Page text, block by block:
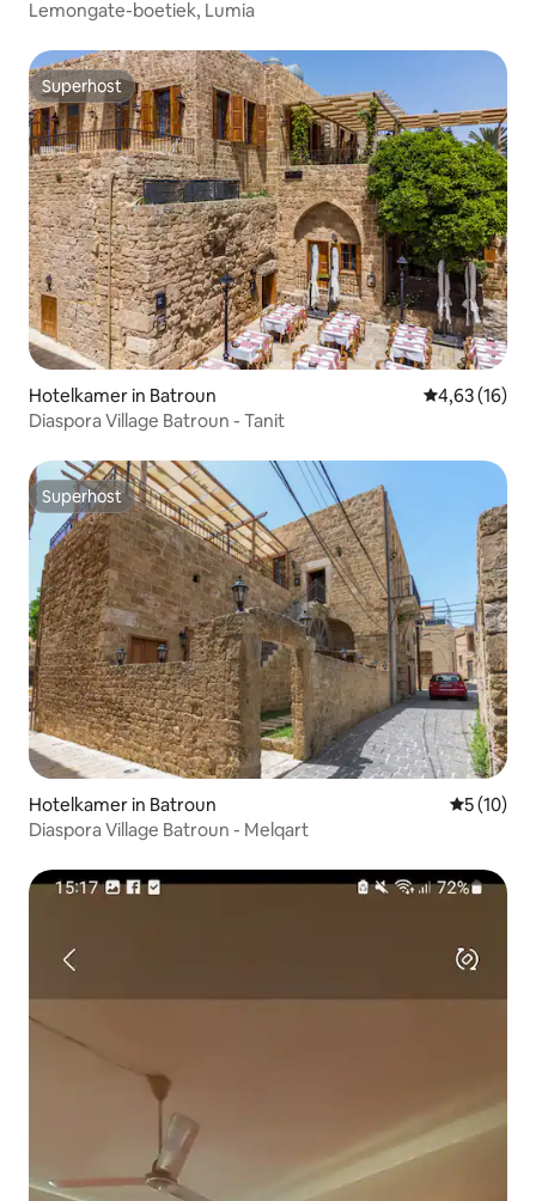
Lemongate-boetiek, Lumia
Superhost
Superhost
Hotelkamer in Batroun Gemiddelde
4,63 (16)
Diaspora Village Batroun - Tanit
Superhost
Superhost
Hotelkamer in Batroun
5 (10)
Diaspora Village Batroun - Melqart